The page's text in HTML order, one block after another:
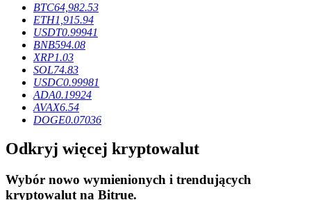
Usługa pożyczek wspieranych kryptowalutami
BTC64,982.53
ETH1,915.94
USDT0.99941
BNB594.08
XRP1.03
SOL74.83
USDC0.99981
ADA0.19924
AVAX6.54
DOGE0.07036
Odkryj więcej kryptowalut
Wybór nowo wymienionych i trendujących
kryptowalut na Bitrue.